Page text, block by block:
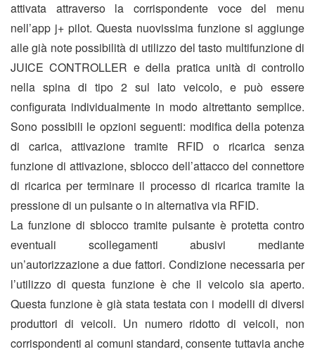
attivata attraverso la corrispondente voce del menu
nell’app j+ pilot. Questa nuovissima funzione si aggiunge
alle già note possibilità di utilizzo del tasto multifunzione di
JUICE CONTROLLER e della pratica unità di controllo
nella spina di tipo 2 sul lato veicolo, e può essere
configurata individualmente in modo altrettanto semplice.
Sono possibili le opzioni seguenti: modifica della potenza
di carica, attivazione tramite RFID o ricarica senza
funzione di attivazione, sblocco dell’attacco del connettore
di ricarica per terminare il processo di ricarica tramite la
pressione di un pulsante o in alternativa via RFID.
La funzione di sblocco tramite pulsante è protetta contro
eventuali scollegamenti abusivi mediante
un’autorizzazione a due fattori. Condizione necessaria per
l’utilizzo di questa funzione è che il veicolo sia aperto.
Questa funzione è già stata testata con i modelli di diversi
produttori di veicoli. Un numero ridotto di veicoli, non
corrispondenti ai comuni standard, consente tuttavia anche